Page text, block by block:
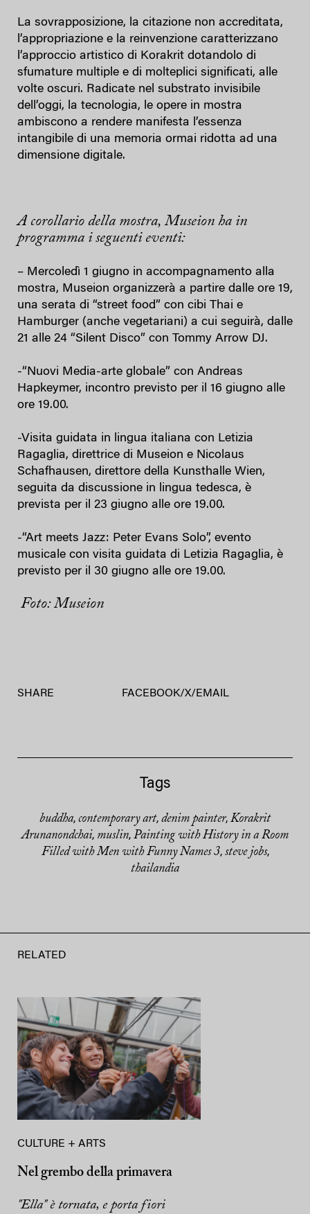
La sovrapposizione, la citazione non accreditata,
l’appropriazione e la reinvenzione caratterizzano
l’approccio artistico di Korakrit dotandolo di
sfumature multiple e di molteplici significati, alle
volte oscuri. Radicate nel substrato invisibile
dell’oggi, la tecnologia, le opere in mostra
ambiscono a rendere manifesta l’essenza
intangibile di una memoria ormai ridotta ad una
dimensione digitale.
A corollario della mostra, Museion ha in
programma i seguenti eventi:
– Mercoledì 1 giugno in accompagnamento alla
mostra, Museion organizzerà a partire dalle ore 19,
una serata di “street food” con cibi Thai e
Hamburger (anche vegetariani) a cui seguirà, dalle
21 alle 24 “Silent Disco” con Tommy Arrow DJ.
-“Nuovi Media-arte globale” con Andreas
Hapkeymer, incontro previsto per il 16 giugno alle
ore 19.00.
-Visita guidata in lingua italiana con Letizia
Ragaglia, direttrice di Museion e Nicolaus
Schafhausen, direttore della Kunsthalle Wien,
seguita da discussione in lingua tedesca, è
prevista per il 23 giugno alle ore 19.00.
-“Art meets Jazz: Peter Evans Solo”, evento
musicale con visita guidata di Letizia Ragaglia, è
previsto per il 30 giugno alle ore 19.00.
Foto: Museion
SHARE FACEBOOK/X/EMAIL
Tags
buddha, contemporary art, denim painter, Korakrit
Arunanondchai, muslin, Painting with History in a Room
Filled with Men with Funny Names 3, steve jobs,
thailandia
RELATED
CULTURE + ARTS
Nel grembo della primavera
"Ella" è tornata, e porta fiori